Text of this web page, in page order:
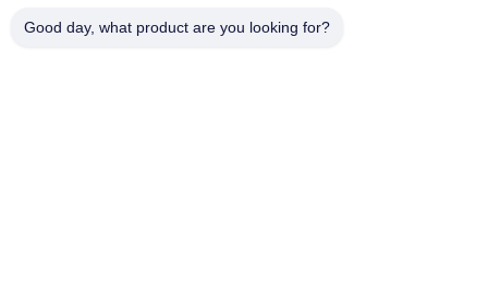
공장 투어
품질 관리
Good day, what product are you looking for?